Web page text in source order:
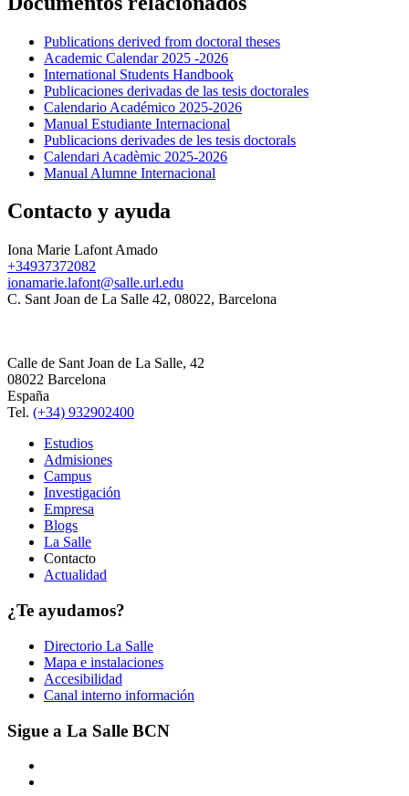
Publications derived from doctoral theses
Academic Calendar 2025 -2026
International Students Handbook
Publicaciones derivadas de las tesis doctorales
Calendario Académico 2025-2026
Manual Estudiante Internacional
Publicacions derivades de les tesis doctorals
Calendari Acadèmic 2025-2026
Manual Alumne Internacional
Contacto y ayuda
Iona Marie Lafont Amado
+34937372082
ionamarie.lafont@salle.url.edu
C. Sant Joan de La Salle 42, 08022, Barcelona
Calle de Sant Joan de La Salle, 42
08022 Barcelona
España
Tel. (+34) 932902400
Estudios
Admisiones
Campus
Investigación
Empresa
Blogs
La Salle
Contacto
Actualidad
¿Te ayudamos?
Directorio La Salle
Mapa e instalaciones
Accesibilidad
Canal interno información
Sigue a La Salle BCN